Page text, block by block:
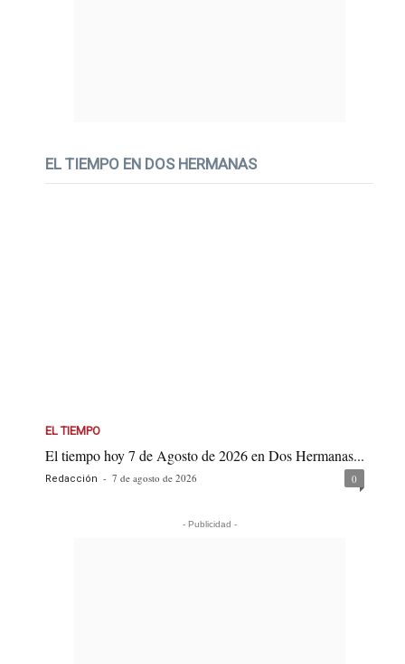
EL TIEMPO EN DOS HERMANAS
EL TIEMPO
El tiempo hoy 7 de Agosto de 2026 en Dos Hermanas...
Redacción - 7 de agosto de 2026 0
- Publicidad -